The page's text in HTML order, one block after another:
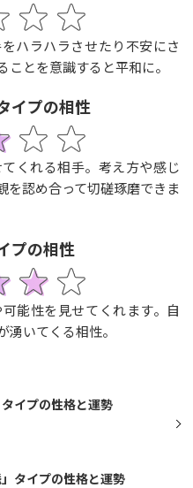
ハラハラさせたり不安にさ
とを意識すると平和に。
イプの相性
くれる相手。考え方や感じ
を認め合って切磋琢磨できま
プの相性
能性を見せてくれます。自
いてくる相性。
イプの性格と運勢
タイプの性格と運勢